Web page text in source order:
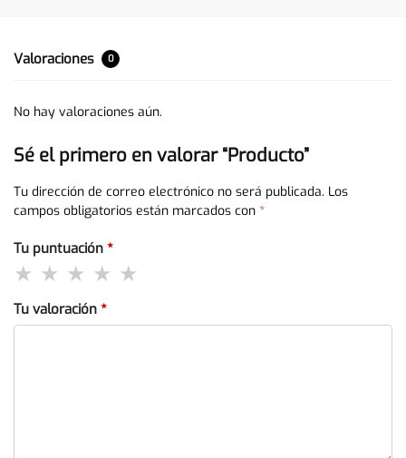
Valoraciones 0
No hay valoraciones aún.
Sé el primero en valorar “Producto”
Tu dirección de correo electrónico no será publicada. Los
campos obligatorios están marcados con *
Tu puntuación *
Tu valoración *